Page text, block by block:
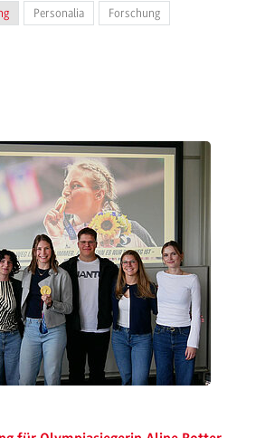
Personalia Forschung